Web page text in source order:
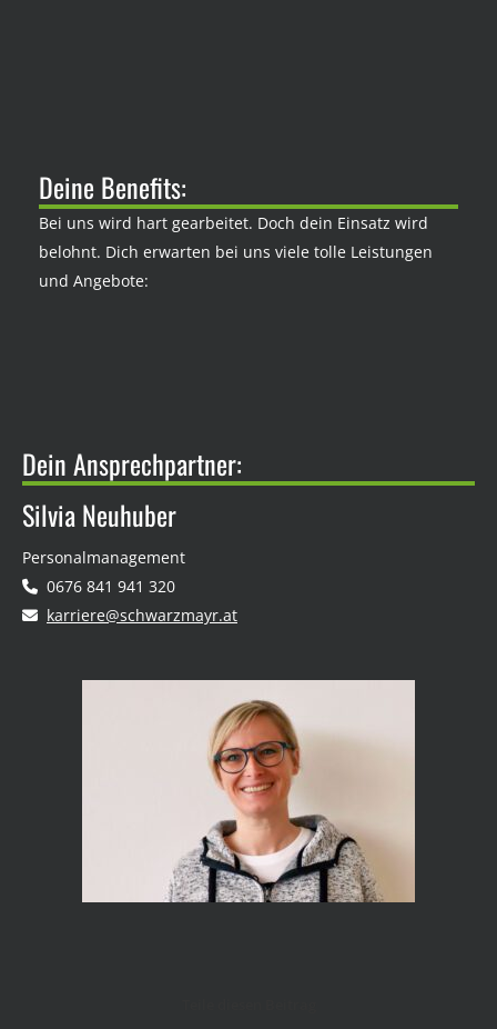
Deine Benefits:
Bei uns wird hart gearbeitet. Doch dein Einsatz wird
belohnt. Dich erwarten bei uns viele tolle Leistungen
und Angebote:
Dein Ansprechpartner:
Silvia Neuhuber
Personalmanagement
0676 841 941 320
karriere@schwarzmayr.at